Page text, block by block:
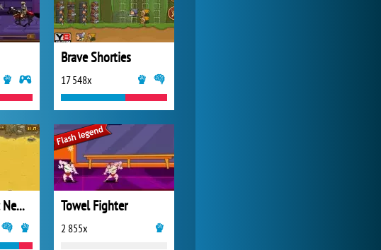
Brave Shorties
17 548x
Frozen Islands: New Horizons Towel Fighter
2 855x